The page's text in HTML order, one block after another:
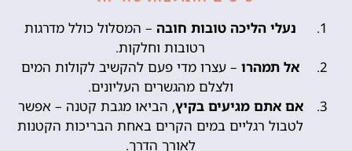
נעלי הליכה טובות חובה – המסלול כולל מדרגות
רטובות וחלקות.
אל תמהרו – עצרו מדי פעם להקשיב לקולות המים
ולצלם מהגשרים העליונים.
אם אתם מגיעים בקיץ, הביאו מגבת קטנה – אפשר
לטבול רגליים במים הקרים באחת הבריכות הקטנות
לאורך הדרך.